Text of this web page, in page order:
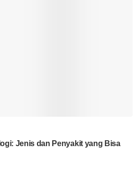
Jenis dan Penyakit yang Bisa